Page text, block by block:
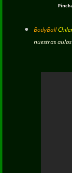
BodyBall
nuestras aulas